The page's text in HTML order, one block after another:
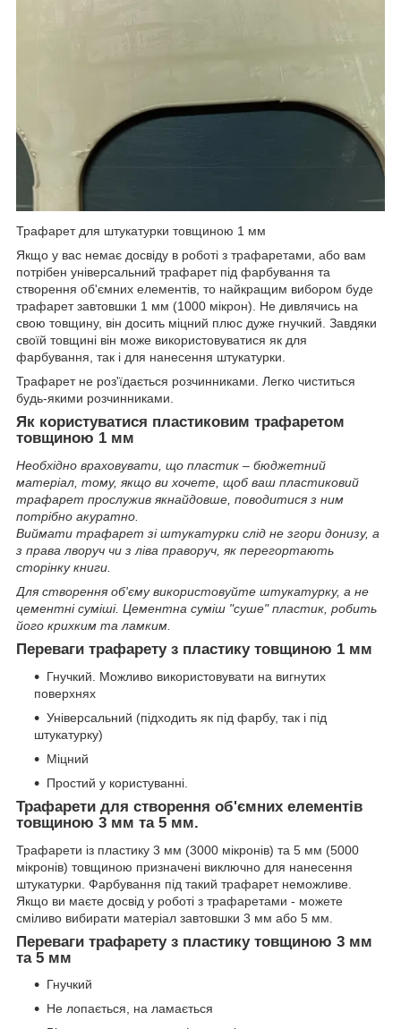
Трафарет для штукатурки товщиною 1 мм
Якщо у вас немає досвіду в роботі з трафаретами, або вам
потрібен універсальний трафарет під фарбування та
створення об'ємних елементів, то найкращим вибором буде
трафарет завтовшки 1 мм (1000 мікрон). Не дивлячись на
свою товщину, він досить міцний плюс дуже гнучкий. Завдяки
своїй товщині він може використовуватися як для
фарбування, так і для нанесення штукатурки.
Трафарет не роз'їдається розчинниками. Легко чиститься
будь-якими розчинниками.
Як користуватися пластиковим трафаретом
товщиною 1 мм
Необхідно враховувати, що пластик – бюджетний
матеріал, тому, якщо ви хочете, щоб ваш пластиковий
трафарет прослужив якнайдовше, поводитися з ним
потрібно акуратно.
Виймати трафарет зі штукатурки слід не згори донизу, а
з права лворуч чи з ліва праворуч, як перегортають
сторінку книги.
Для створення об'єму використовуйте штукатурку, а не
цементні суміші. Цементна суміш "суше" пластик, робить
його крихким та ламким.
Переваги трафарету з пластику товщиною 1 мм
Гнучкий. Можливо використовувати на вигнутих
поверхнях
Універсальний (підходить як під фарбу, так і під
штукатурку)
Міцний
Простий у користуванні.
Трафарети для створення об'ємних елементів
товщиною 3 мм та 5 мм.
Трафарети із пластику 3 мм (3000 мікронів) та 5 мм (5000
мікронів) товщиною призначені виключно для нанесення
штукатурки. Фарбування під такий трафарет неможливе.
Якщо ви маєте досвід у роботі з трафаретами - можете
сміливо вибирати матеріал завтовшки 3 мм або 5 мм.
Переваги трафарету з пластику товщиною 3 мм
та 5 мм
Гнучкий
Не лопається, на ламається